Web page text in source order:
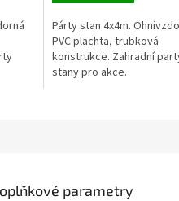
Párty stan 4x4m.
PVC plachta, trubková
konstrukce. Zahradní
stany pro akce.
parametry